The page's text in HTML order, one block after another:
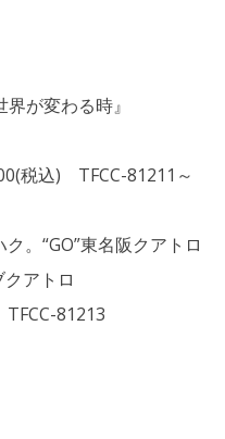
が変わる時』
税込) TFCC-81211～
。“GO”東名阪クアトロ
アトロ
81213